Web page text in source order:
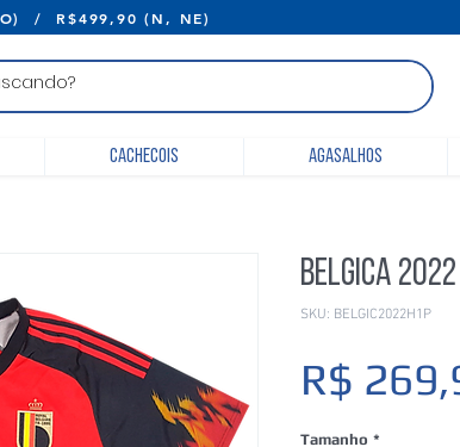
(S, SE, CO) / R$499,90 (N,
Cachecois Agasalhos
Belgica 2022
SKU: BELGIC2022H1P
R$
Tamanho *